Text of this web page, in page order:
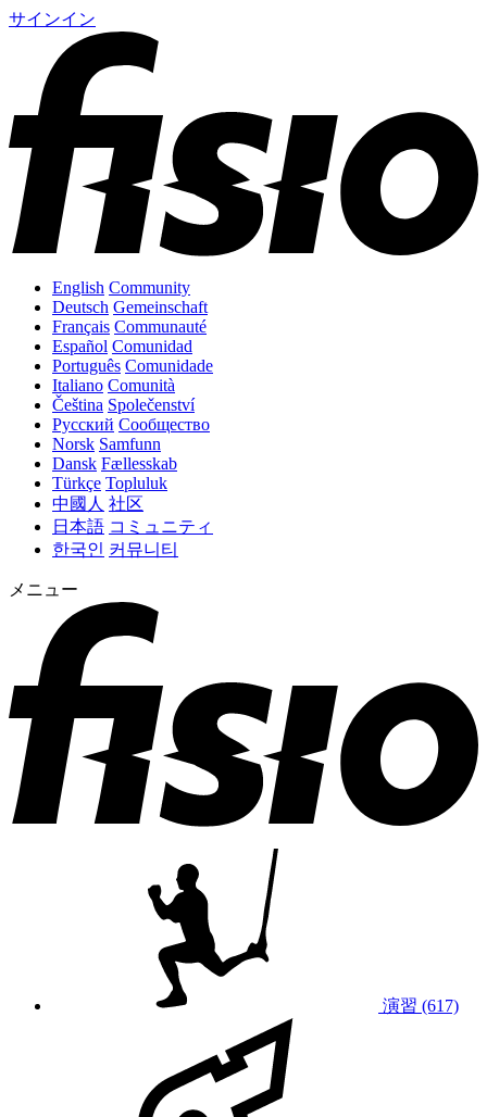
サインイン
English Community
Deutsch Gemeinschaft
Français Communauté
Español Comunidad
Português Comunidade
Italiano Comunità
Čeština Společenství
Русский Сообщество
Norsk Samfunn
Dansk Fællesskab
Türkçe Topluluk
中國人 社区
日本語 コミュニティ
한국인 커뮤니티
メニュー
演習 (617)